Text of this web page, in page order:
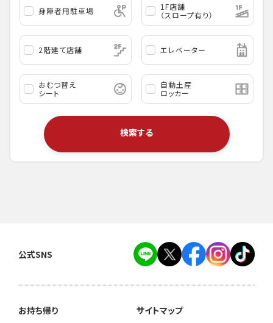
身障者用駐車場 1F店舗
（スロープ有り）
2階建て店舗 エレベーター
おむつ替え
シート
自動土産
ロッカー
検索する
公式SNS
お持ち帰り
サイトマップ